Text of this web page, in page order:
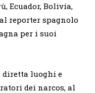
Ecuador, Bolivia,
reporter spagnolo
per i suoi
diretta luoghi e
dei narcos, al